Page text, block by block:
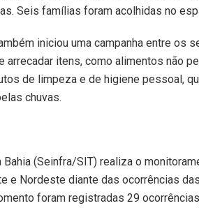
Seis famílias foram acolhidas no
iniciou uma campanha entre os
arrecadar itens, como alimentos não
de limpeza e de higiene pessoal,
chuvas.
(Seinfra/SIT) realiza o
e Nordeste diante das ocorrências
foram registradas 29